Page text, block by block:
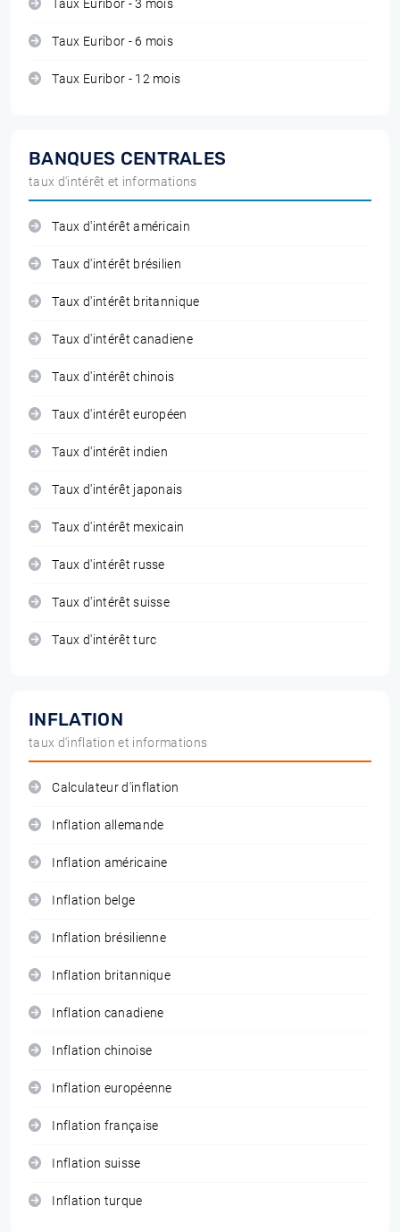
Taux Euribor - 3 mois
Taux Euribor - 6 mois
Taux Euribor - 12 mois
BANQUES CENTRALES
taux d'intérêt et informations
Taux d'intérêt américain
Taux d'intérêt brésilien
Taux d'intérêt britannique
Taux d'intérêt canadiene
Taux d'intérêt chinois
Taux d'intérêt européen
Taux d'intérêt indien
Taux d'intérêt japonais
Taux d'intérêt mexicain
Taux d'intérêt russe
Taux d'intérêt suisse
Taux d'intérêt turc
INFLATION
taux d'inflation et informations
Calculateur d'inflation
Inflation allemande
Inflation américaine
Inflation belge
Inflation brésilienne
Inflation britannique
Inflation canadiene
Inflation chinoise
Inflation européenne
Inflation française
Inflation suisse
Inflation turque